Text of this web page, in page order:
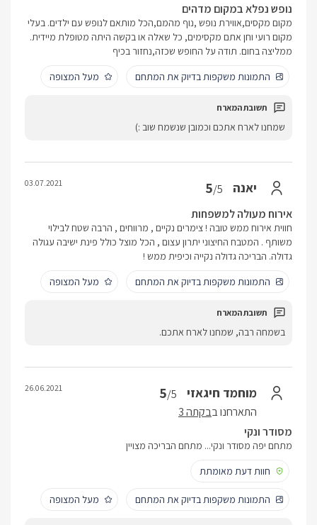
נופש נפלא במקום מדהים
מקום מקסים,אווירת נופש ,נוף מהמם,הכל מותאם לנופש עם ילדים. בעלי
מקום רועי וחן אתם מקסימים, כל שאלה או בקשה היתה מטופלת מיידית.
ממליצה בחום. תודה על החופש שכזה,נחזור בכיף
התמונות משקפות בדיוק את המתחם
מעל המצופה
שמחנו לארח אתכם וכמובן שנשמח שוב :)
יאנה 5/5
03.07.2021
אירוח מעולה למשפחות
חווית אירוח ממש טובה ! צימרים נקיים , מרווחים , הרבה שטח לבילוי
משותף . המטבח החיצוני יתרון עצום , הכל מוצל כולל פינת ישיבה עגולה
גדולה. הבריכה גדולה נקייה וכיפית ממש !
התמונות משקפות בדיוק את המתחם
מעל המצופה
בשמחה רבה, שמחנו לארח אתכם.
מוחמד חיגאזי 5/5
התארחנו בבקתה 3
26.06.2021
מסודר ונקי
מתחם יפה מסודר ונקי... מתחם הבריכה מצויין
חוות דעת מאומתת
התמונות משקפות בדיוק את המתחם מעל המצופה